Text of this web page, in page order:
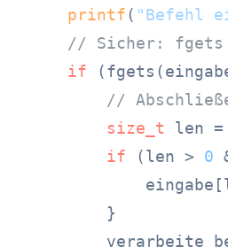
printf( "Befehl
// Sicher: fgets
if
//
size_t len =
if (len > 0
        }